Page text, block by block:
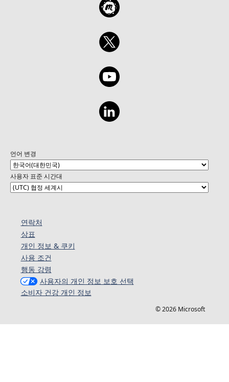
언어 변경
사용자 표준 시간대
연락처
상표
개인 정보 & 쿠키
사용 조건
행동 강령
사용자의 개인 정보 보호 선택
소비자 건강 개인 정보
© 2026 Microsoft